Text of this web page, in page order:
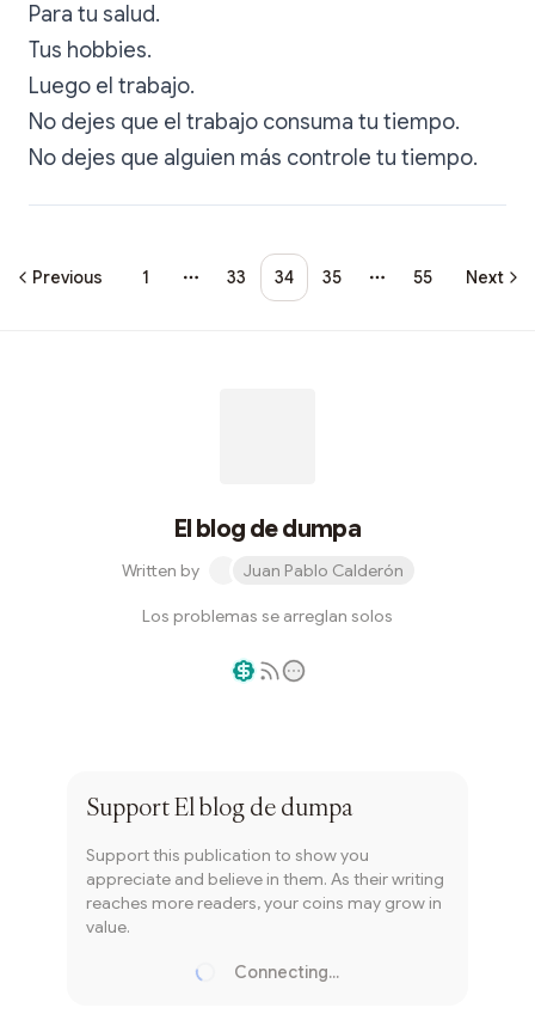
Para tu salud.
Tus hobbies.
Luego el trabajo.
No dejes que el trabajo consuma tu tiempo.
No dejes que alguien más controle tu tiempo.
Previous 1
More pages
33 34 35
More pages
55 Next
El blog de dumpa
Written by Juan Pablo Calderón
Los problemas se arreglan solos
SupportEl blog de dumpa
Support this publication to show you
appreciate and believe in them. As their writing
reaches more readers, your coins may grow in
value.
Connecting...